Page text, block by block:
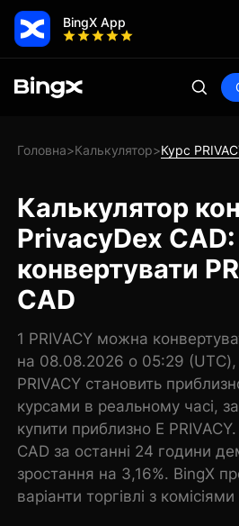
BingX App
Головна>Калькулятор>Курс
Калькулятор
PrivacyDex CAD:
конвертувати
CAD
1 PRIVACY можна
на 08.08.2026 о 05:29 (UTC),
PRIVACY становить
курсами в реальному часі,
купити приблизно E
CAD за останні 24 години
зростання на 3,16%. BingX
варіанти торгівлі з